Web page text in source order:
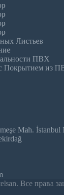
Листьев
ПВХ
Покрытием из
Mah. İstanbul
Все права